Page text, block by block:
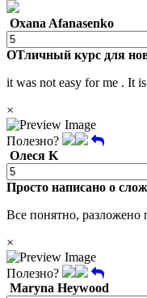
Oxana Afanasenko
ОТличный курс для
it was not easy for me . It
×
Полезно?
Олеся K
Просто написано о
Все понятно, разложено
×
Полезно?
Maryna Heywood